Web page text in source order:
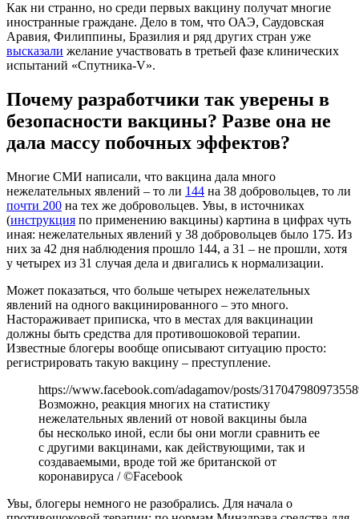
Как ни странно, но среди первых вакцину получат многие
иностранные граждане. Дело в том, что ОАЭ, Саудовская
Аравия, Филиппины, Бразилия и ряд других стран уже
высказали желание участвовать в третьей фазе клинических
испытаний «Спутника-V».
Почему разработчики так уверены в
безопасности вакцины? Разве она не
дала массу побочных эффектов?
Многие СМИ написали, что вакцина дала много
нежелательных явлений – то ли 144 на 38 добровольцев, то ли
почти 200 на тех же добровольцев. Увы, в источниках
(инструкция по применению вакцины) картина в цифрах чуть
иная: нежелательных явлений у 38 добровольцев было 175. Из
них за 42 дня наблюдения прошло 144, а 31 – не прошли, хотя
у четырех из 31 случая дела и двигались к нормализации.
Может показаться, что больше четырех нежелательных
явлений на одного вакцинированного – это много.
Настораживает приписка, что в местах для вакцинации
должны быть средства для противошоковой терапии.
Известные блогеры вообще описывают ситуацию просто:
регистрировать такую вакцину – преступление.
https://www.facebook.com/adagamov/posts/
Возможно, реакция многих на статистику
нежелательных явлений от новой вакцины была
бы несколько иной, если бы они могли сравнить ее
с другими вакцинами, как действующими, так и
создаваемыми, вроде той же британской от
коронавируса / ©Facebook
Увы, блогеры немного не разобрались. Для начала о